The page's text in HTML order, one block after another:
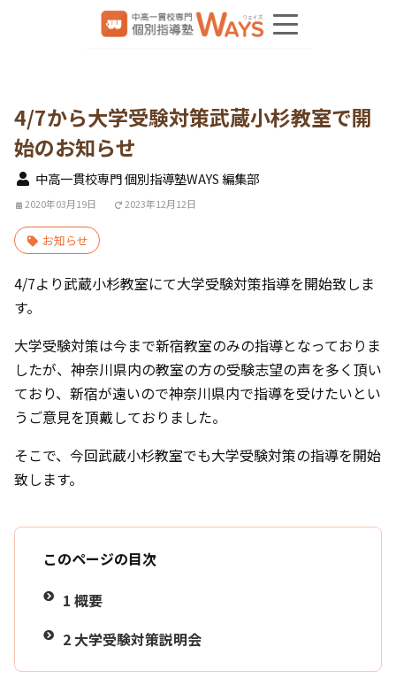
4/7から大学受験対策武蔵小杉教室で開
始のお知らせ
中高一貫校専門 個別指導塾WAYS 編集部
2020年03月19日 2023年12月12日
お知らせ
4/7より武蔵小杉教室にて大学受験対策指導を開始致しま
す。
大学受験対策は今まで新宿教室のみの指導となっておりま
したが、神奈川県内の教室の方の受験志望の声を多く頂い
ており、新宿が遠いので神奈川県内で指導を受けたいとい
うご意見を頂戴しておりました。
そこで、今回武蔵小杉教室でも大学受験対策の指導を開始
致します。
このページの目次
1 概要
2 大学受験対策説明会